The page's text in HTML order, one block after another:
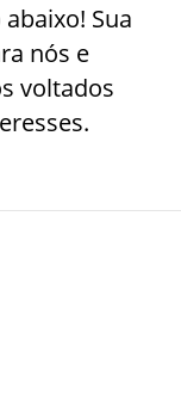
Sua
nós e
voltados